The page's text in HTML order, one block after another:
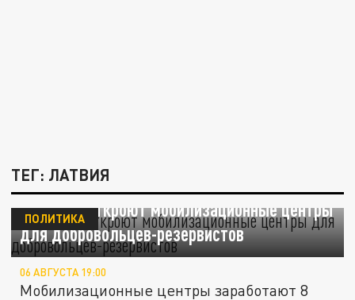
ТЕГ: ЛАТВИЯ
В Латвии откроют мобилизационные центры
для добровольцев-резервистов
ПОЛИТИКА
06 АВГУСТА 19:00
Мобилизационные центры заработают 8